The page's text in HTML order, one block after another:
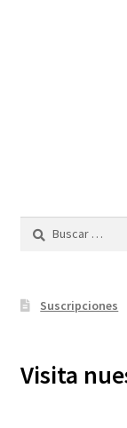
Suscripciones
Visita